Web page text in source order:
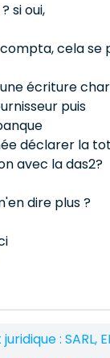
si oui,
cela se
écriture
puis
déclarer la
avec la das2?
dire plus ?
: SARL,